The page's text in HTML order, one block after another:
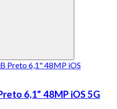
6,1" 48MP iOS 5G